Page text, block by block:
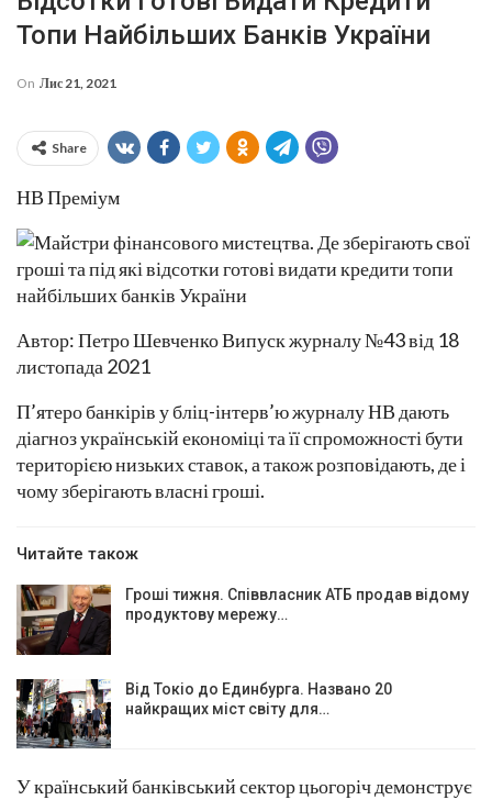
Топи Найбільших Банків України
On Лис 21, 2021
Share
НВ Преміум
Автор: Петро Шевченко Випуск журналу №43 від 18
листопада 2021
П’ятеро банкірів у бліц-інтерв’ю журналу НВ дають
діагноз українській економіці та її спроможності бути
територією низьких ставок, а також розповідають, де і
чому зберігають власні гроші.
Читайте також
Гроші тижня. Співвласник АТБ продав відому
продуктову мережу…
Від Токіо до Единбурга. Названо 20
найкращих міст світу для…
У країнський банківський сектор цьогоріч демонструє